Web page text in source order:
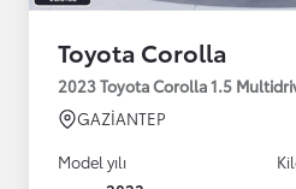
Toyota Corolla
2023 Toyota Corolla 1.5
GAZİANTEP
Model yılı